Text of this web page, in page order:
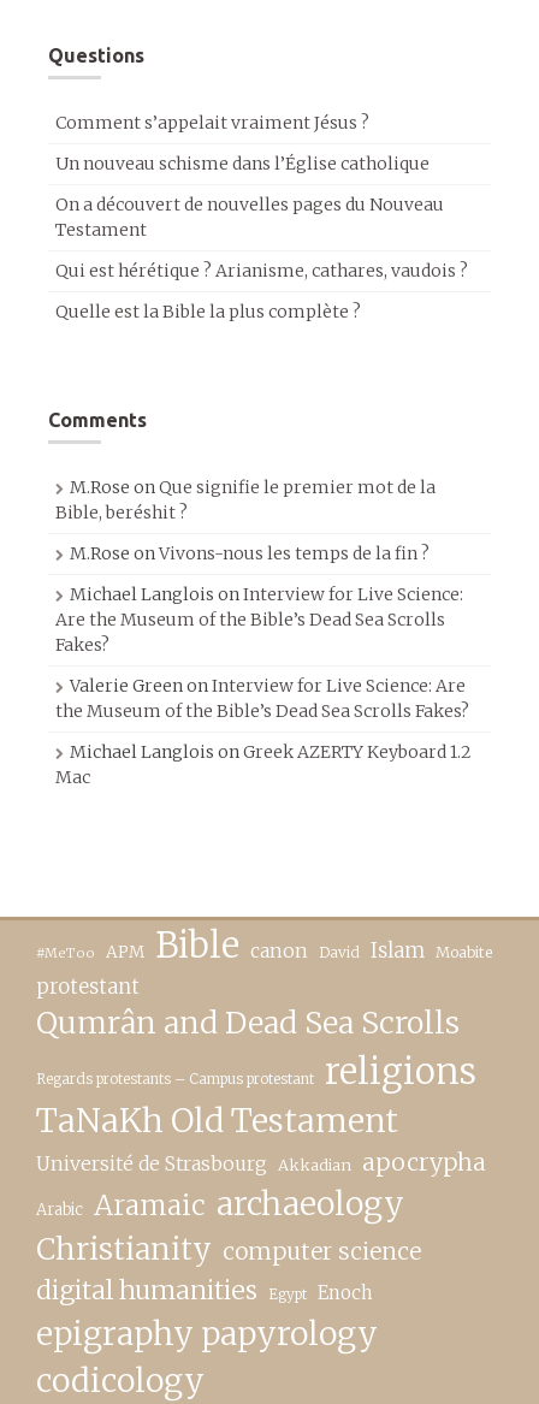
Questions
Comment s’appelait vraiment Jésus ?
Un nouveau schisme dans l’Église catholique
On a découvert de nouvelles pages du Nouveau
Testament
Qui est hérétique ? Arianisme, cathares, vaudois ?
Quelle est la Bible la plus complète ?
Comments
M.Rose onQue signifie le premier mot de la
Bible, beréshit ?
M.Rose onVivons-nous les temps de la fin ?
Michael Langlois onInterview for Live Science:
Are the Museum of the Bible’s Dead Sea Scrolls
Fakes?
Valerie GreenonInterview for Live Science: Are
the Museum of the Bible’s Dead Sea Scrolls Fakes?
Michael Langlois onGreek AZERTY Keyboard 1.2
Mac
#MeToo APM Bible canon David Islam Moabite
protestant
Qumrân and Dead Sea Scrolls
Regards protestants – Campus protestant religions
TaNaKh Old Testament
Université de Strasbourg Akkadian apocrypha
Arabic Aramaic archaeology
Christianity computer science
digital humanities Egypt Enoch
epigraphy papyrology
codicology